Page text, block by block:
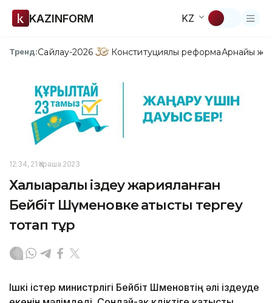
KAZINFORM KZ
Тренд:Сайлау-2026 Конституциялық реформаАрнайы
12:34, 21 Қараша 2023
Халықаралық іздеу жарияланған
Бейбіт Шүменовке қатысты тергеу
тоқтап тұр
Ішкі істер министрлігі Бейбіт Шүменовтің әлі іздеуде